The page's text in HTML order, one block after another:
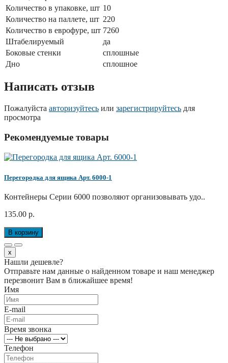
Количество в упаковке, шт 10
Количество на паллете, шт 220
Количество в еврофуре, шт 7260
Штабелируемый
да
Боковые стенки
сплошные
Дно
сплошное
Написать отзыв
Пожалуйста авторизуйтесь или зарегистрируйтесь для
просмотра
Рекомендуемые товары
Перегородка для ящика Арт. 6000-1
Контейнеры Серии 6000 позволяют организовывать удо..
135.00 р.
В корзину
x
Нашли дешевле?
Отправьте нам данные о найденном товаре и наш менеджер
перезвонит Вам в ближайшее время!
Имя
E-mail
Время звонка
Телефон